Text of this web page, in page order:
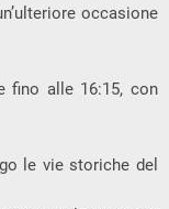
occasione
fino alle 16:15, con
le vie storiche del